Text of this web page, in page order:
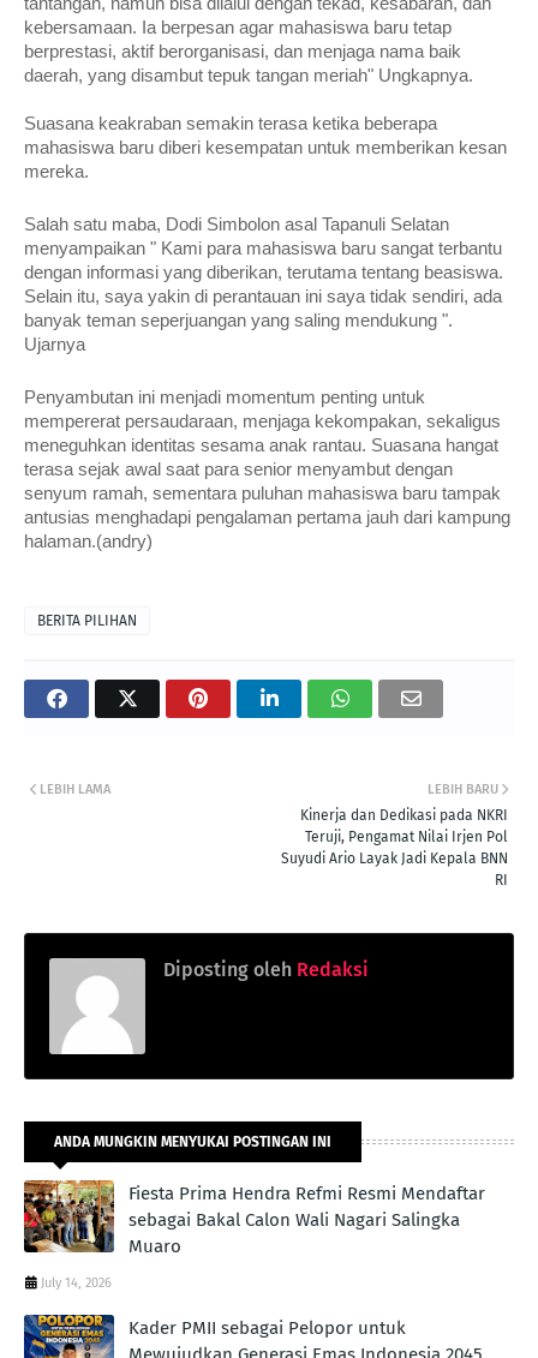
kebersamaan. Ia berpesan agar mahasiswa baru tetap
berprestasi, aktif berorganisasi, dan menjaga nama baik
daerah, yang disambut tepuk tangan meriah" Ungkapnya.
Suasana keakraban semakin terasa ketika beberapa
mahasiswa baru diberi kesempatan untuk memberikan kesan
mereka.
Salah satu maba, Dodi Simbolon asal Tapanuli Selatan
menyampaikan " Kami para mahasiswa baru sangat terbantu
dengan informasi yang diberikan, terutama tentang beasiswa.
Selain itu, saya yakin di perantauan ini saya tidak sendiri, ada
banyak teman seperjuangan yang saling mendukung ".
Ujarnya
Penyambutan ini menjadi momentum penting untuk
mempererat persaudaraan, menjaga kekompakan, sekaligus
meneguhkan identitas sesama anak rantau. Suasana hangat
terasa sejak awal saat para senior menyambut dengan
senyum ramah, sementara puluhan mahasiswa baru tampak
antusias menghadapi pengalaman pertama jauh dari kampung
halaman.(andry)
BERITA PILIHAN
LEBIH BARU
Kinerja dan Dedikasi pada NKRI
Teruji, Pengamat Nilai Irjen Pol
Suyudi Ario Layak Jadi Kepala BNN
RI
LEBIH LAMA
Diposting oleh Redaksi
ANDA MUNGKIN MENYUKAI POSTINGAN INI
Fiesta Prima Hendra Refmi Resmi Mendaftar
sebagai Bakal Calon Wali Nagari Salingka
Muaro
July 14, 2026
Kader PMII sebagai Pelopor untuk